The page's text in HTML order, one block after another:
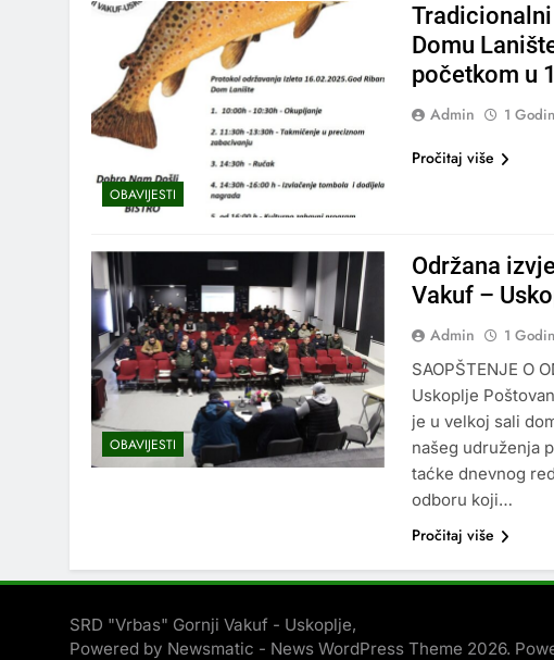
OBAVIJESTI
Domu
početkom u
Admin 1
Pročitaj više
OBAVIJESTI
Održana
Vakuf –
Admin 1
SAOPŠTENJE O
Uskoplje
je u velkoj sali
našeg udruženja
taćke dnevnog
odboru koji…
Pročitaj više
SRD "Vrbas" Gornji Vakuf - Uskoplje,
Powered by Newsmatic - News WordPress Theme 2026.